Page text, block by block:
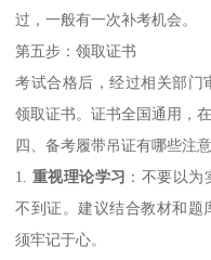
过，一般有一次补考机会。
第五步：领取证书
考试合格后，经过相关部门
领取证书。证书全国通用，
四、备考履带吊证有哪些注
1. 重视理论学习 ：不要以
不到证。建议结合教材和题
须牢记于心。